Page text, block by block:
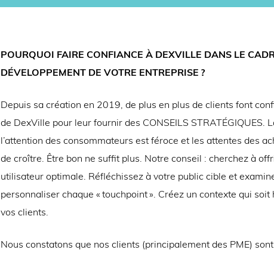
POURQUOI FAIRE CONFIANCE À DEXVILLE DANS LE
DÉVELOPPEMENT DE VOTRE ENTREPRISE ?
Depuis sa création en 2019, de plus en plus de clients font
de DexVille pour leur fournir des CONSEILS STRATÉGIQUES.
l’attention des consommateurs est féroce et les attentes des
de croître. Être bon ne suffit plus. Notre conseil : cherchez à
utilisateur optimale. Réfléchissez à votre public cible et
personnaliser chaque « touchpoint ». Créez un contexte qui
vos clients.
Nous constatons que nos clients (principalement des PME)